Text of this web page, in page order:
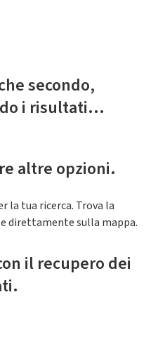
secondo,
i risultati...
altre opzioni.
la tua ricerca. Trova la
direttamente sulla mappa.
il recupero dei